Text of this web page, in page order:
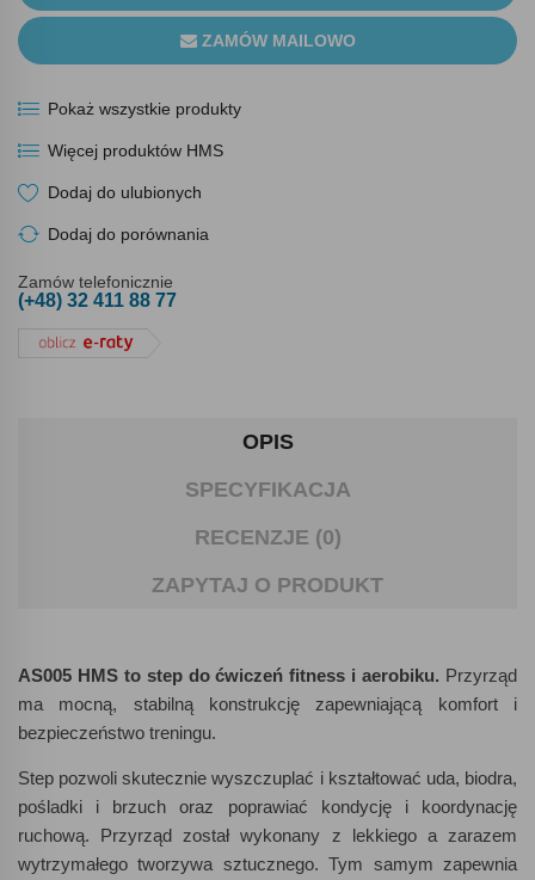
ZAMÓW MAILOWO
Pokaż wszystkie produkty
Więcej produktów HMS
Dodaj do ulubionych
Dodaj do porównania
Zamów telefonicznie
(+48) 32 411 88 77
OPIS
SPECYFIKACJA
RECENZJE (0)
ZAPYTAJ O PRODUKT
AS005 HMS to step do ćwiczeń fitness i aerobiku. Przyrząd
ma mocną, stabilną konstrukcję zapewniającą komfort i
bezpieczeństwo treningu.
Step pozwoli skutecznie wyszczuplać i kształtować uda, biodra,
pośladki i brzuch oraz poprawiać kondycję i koordynację
ruchową. Przyrząd został wykonany z lekkiego a zarazem
wytrzymałego tworzywa sztucznego. Tym samym zapewnia